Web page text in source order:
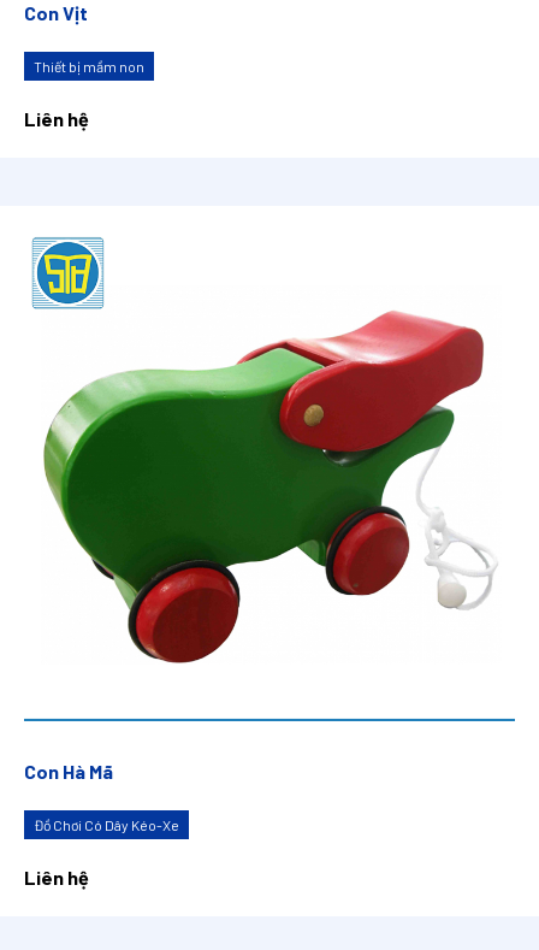
Con Vịt
Thiết bị mầm non
Liên hệ
Con Hà Mã
Đồ Chơi Có Dây Kéo-Xe
Liên hệ